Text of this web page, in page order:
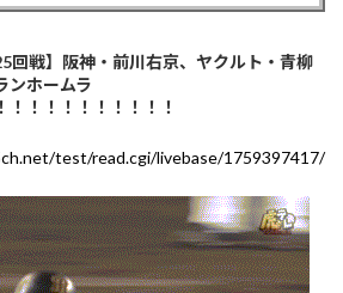
回戦】阪神・前川右京、ヤクルト・青柳
ンホームラ
！！！！！！！！！！
test/read.cgi/livebase/1759397417/